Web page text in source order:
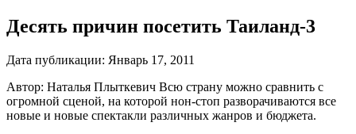
Десять причин посетить Таиланд-3
Дата публикации: Январь 17, 2011
Автор: Наталья Плыткевич Всю страну можно сравнить с
огромной сценой, на которой нон-стоп разворачиваются все
новые и новые спектакли различных жанров и бюджета.